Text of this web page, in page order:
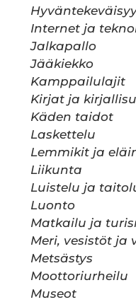
Internet ja
Jalkapallo
Jääkiekko
Kamppailulajit
Kirjat ja
Käden taidot
Laskettelu
Lemmikit ja
Liikunta
Luistelu ja
Luonto
Matkailu ja
Meri, vesistöt ja
Metsästys
Moottoriurheilu
Museot